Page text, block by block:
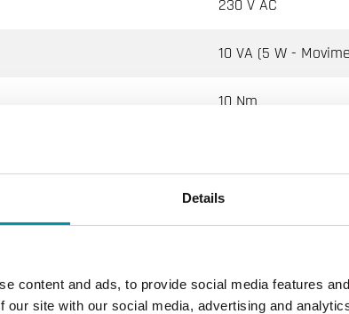
Details
content and ads, to provide social media features
our site with our social media, advertising and
230 V AC
10 VA (5 W -
10 Nm
--
25 s